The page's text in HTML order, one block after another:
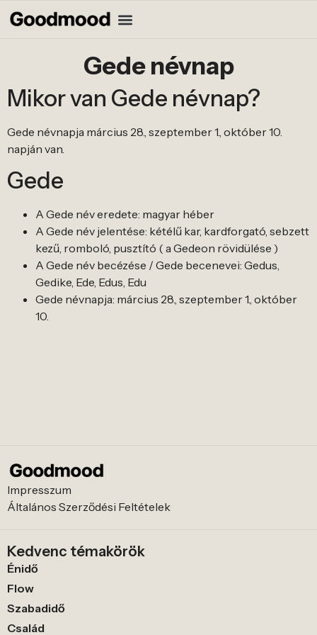
Gede névnap
Mikor van Gede névnap?
Gede névnapja március 28., szeptember 1., október 10.
napján van.
Gede
A Gede név eredete: magyar héber
A Gede név jelentése: kétélű kar, kardforgató, sebzett
kezű, romboló, pusztító ( a Gedeon rövidülése )
A Gede név becézése / Gede becenevei: Gedus,
Gedike, Ede, Edus, Edu
Gede névnapja: március 28., szeptember 1., október
10.
Impresszum
Általános Szerződési Feltételek
Kedvenc témakörök
Énidő
Flow
Szabadidő
Család